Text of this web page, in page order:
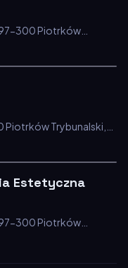
97-300 Piotrków
Piotrków Trybunalski,
Estetyczna
97-300 Piotrków